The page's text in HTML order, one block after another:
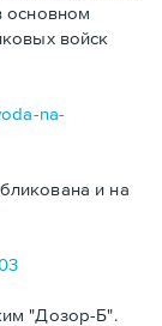
основном
войск
na-
и на
"Дозор-Б".